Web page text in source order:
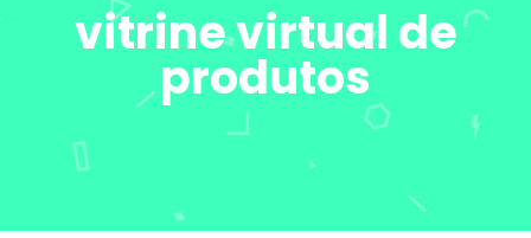
vitrine virtual de
produtos